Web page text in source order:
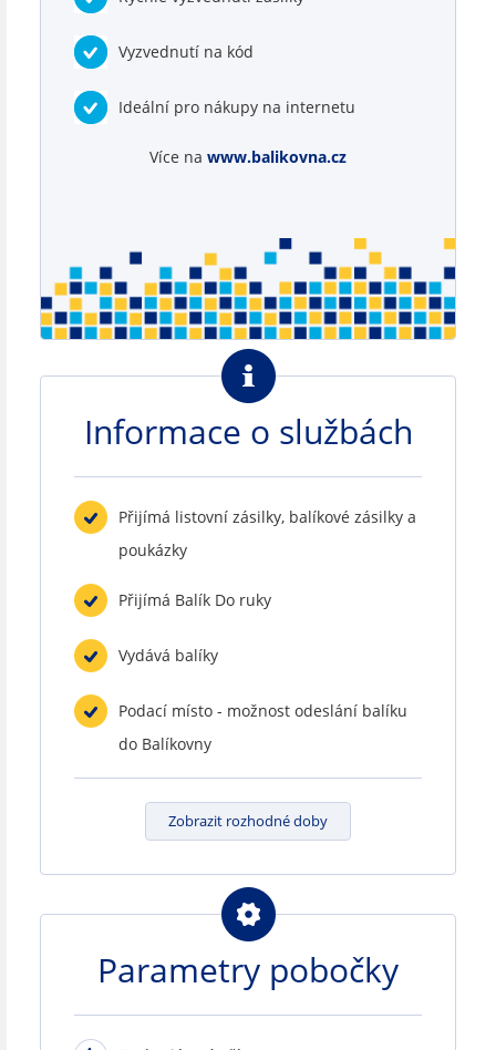
Vyzvednutí na kód
Ideální pro nákupy na internetu
Více na www.balikovna.cz
Informace o službách
Přijímá listovní zásilky, balíkové zásilky a
poukázky
Přijímá Balík Do ruky
Vydává balíky
Podací místo - možnost odeslání balíku
do Balíkovny
Zobrazit rozhodné doby
Parametry pobočky